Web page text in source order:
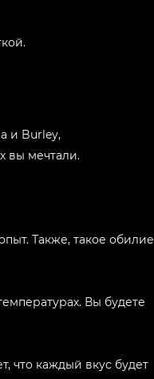
и Burley,
вы мечтали.
Также, такое обилие
Вы будете
что каждый вкус будет